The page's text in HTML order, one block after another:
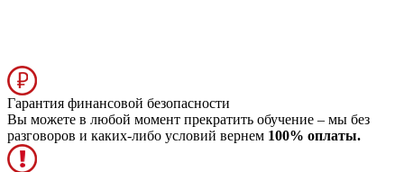
Гарантия финансовой безопасности
Вы можете в любой момент прекратить обучение – мы без
разговоров и каких-либо условий вернем 100% оплаты.